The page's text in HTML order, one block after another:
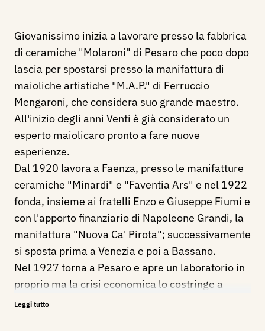
Giovanissimo inizia a lavorare presso la fabbrica
di ceramiche "Molaroni" di Pesaro che poco dopo
lascia per spostarsi presso la manifattura di
maioliche artistiche "M.A.P." di Ferruccio
Mengaroni, che considera suo grande maestro.
All'inizio degli anni Venti è già considerato un
esperto maiolicaro pronto a fare nuove
esperienze.
Dal 1920 lavora a Faenza, presso le manifatture
ceramiche "Minardi" e "Faventia Ars" e nel 1922
fonda, insieme ai fratelli Enzo e Giuseppe Fiumi e
con l'apporto finanziario di Napoleone Grandi, la
manifattura "Nuova Ca' Pirota"; successivamente
si sposta prima a Venezia e poi a Bassano.
Nel 1927 torna a Pesaro e apre un laboratorio in
proprio ma la crisi economica lo costringe a
chiudere in brevissimo tempo.
Leggi tutto